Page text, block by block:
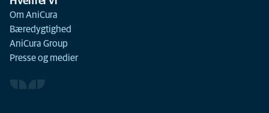
Om AniCura
Bæredygtighed
AniCura Group
Presse og medier